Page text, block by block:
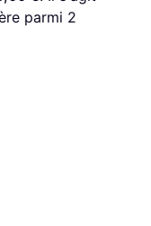
parmi 2